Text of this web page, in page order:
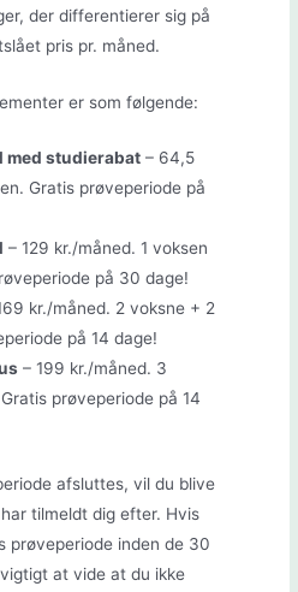
der differentierer sig på
pris pr. måned.
er som følgende:
med studierabat– 64,5
Gratis prøveperiode på
– 129 kr./måned. 1 voksen
på 30 dage!
kr./måned. 2 voksne + 2
på 14 dage!
– 199 kr./måned. 3
prøveperiode på 14
afsluttes, vil du blive
tilmeldt dig efter. Hvis
prøveperiode inden de 30
at vide at du ikke